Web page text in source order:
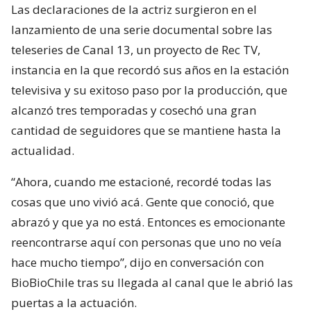
Las declaraciones de la actriz surgieron en el
lanzamiento de una serie documental sobre las
teleseries de Canal 13, un proyecto de Rec TV,
instancia en la que recordó sus años en la estación
televisiva y su exitoso paso por la producción, que
alcanzó tres temporadas y cosechó una gran
cantidad de seguidores que se mantiene hasta la
actualidad.
“Ahora, cuando me estacioné, recordé todas las
cosas que uno vivió acá. Gente que conoció, que
abrazó y que ya no está. Entonces es emocionante
reencontrarse aquí con personas que uno no veía
hace mucho tiempo”, dijo en conversación con
BioBioChile tras su llegada al canal que le abrió las
puertas a la actuación.